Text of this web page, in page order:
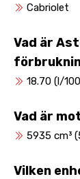
Cabriolet
Vad är
18.70 (l/
Vad är
5935 cm³
Vilken